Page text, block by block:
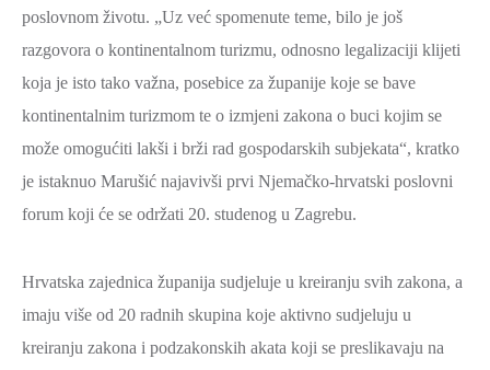
poslovnom životu. „Uz već spomenute teme, bilo je još
razgovora o kontinentalnom turizmu, odnosno legalizaciji klijeti
koja je isto tako važna, posebice za županije koje se bave
kontinentalnim turizmom te o izmjeni zakona o buci kojim se
može omogućiti lakši i brži rad gospodarskih subjekata“, kratko
je istaknuo Marušić najavivši prvi Njemačko-hrvatski poslovni
forum koji će se održati 20. studenog u Zagrebu.
Hrvatska zajednica županija sudjeluje u kreiranju svih zakona, a
imaju više od 20 radnih skupina koje aktivno sudjeluju u
kreiranju zakona i podzakonskih akata koji se preslikavaju na